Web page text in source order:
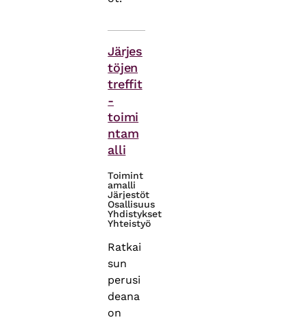
Järjes
töjen
treffit
-
toimi
ntam
alli
Toimint
amalli
Järjestöt
Osallisuus
Yhdistykset
Yhteistyö
Ratkai
sun
perusi
deana
on